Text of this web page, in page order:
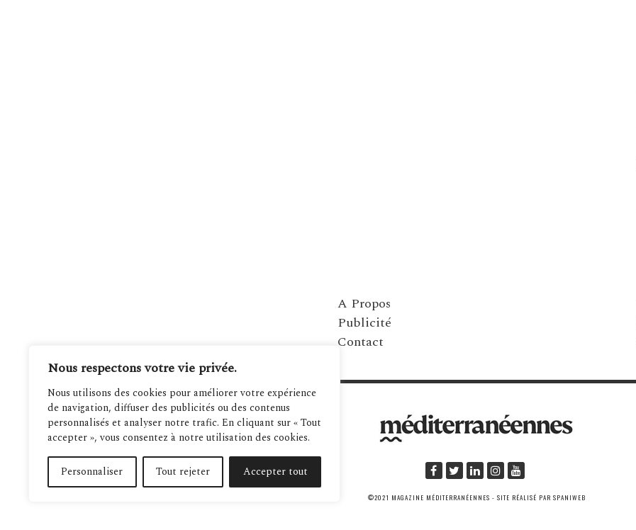
Nous respectons votre vie privée.
Nous utilisons des cookies pour améliorer votre expérience
de navigation, diffuser des publicités ou des contenus
personnalisés et analyser notre trafic. En cliquant sur « Tout
accepter », vous consentez à notre utilisation des cookies.
Personnaliser Tout rejeter Accepter tout
A Propos
Publicité
Contact
©2021 MAGAZINE MÉDITERRANÉENNES - SITE RÉALISÉ PAR SPANIWEB